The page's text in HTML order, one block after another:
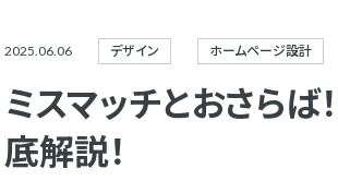
2025.06.06 デザイン ホームページ設計
ミスマッチとおさら
底解説！